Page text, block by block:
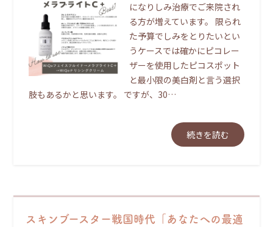
になりしみ治療でご来院され
る方が増えています。 限られ
た予算でしみをとりたいとい
うケースでは確かにピコレー
ザーを使用したピコスポット
と最小限の美白剤と言う選択
肢もあるかと思います。 ですが、30…
続きを読む
スキンブースター戦国時代「あなたへの最適